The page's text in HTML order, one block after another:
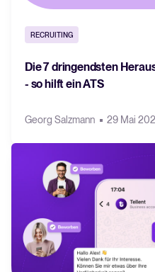
RECRUITING
Die 7 dringendsten
- so hilft ein ATS
Georg Salzmann 29 Mai